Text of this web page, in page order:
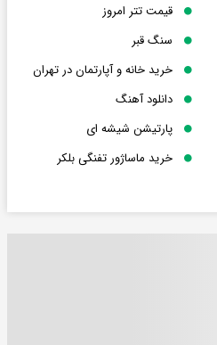
قیمت تتر امروز
سنگ قبر
خرید خانه و آپارتمان در تهران
دانلود آهنگ
پارتیشن شیشه ای
خرید ماساژور تفنگی بلکر